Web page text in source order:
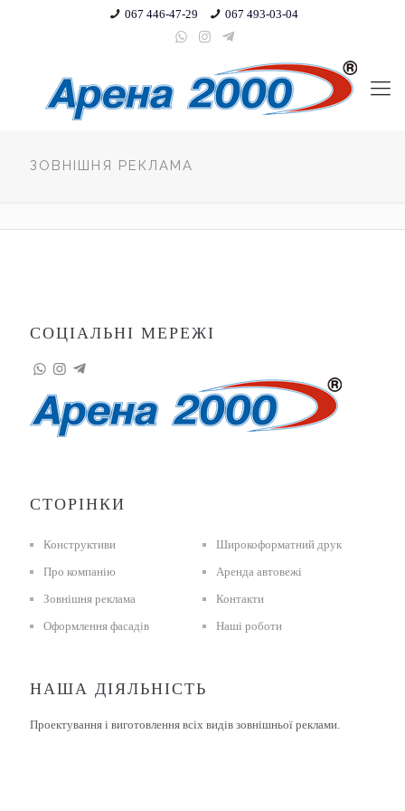
067 446-47-29 067 493-03-04
ЗОВНІШНЯ РЕКЛАМА
СОЦІАЛЬНІ МЕРЕЖІ
СТОРІНКИ
Конструктиви
Про компанію
Зовнішня реклама
Оформлення фасадів
Широкоформатний друк
Аренда автовежі
Контакти
Наші роботи
НАША ДІЯЛЬНІСТЬ
Проектування і виготовлення всіх видів зовнішньої реклами.